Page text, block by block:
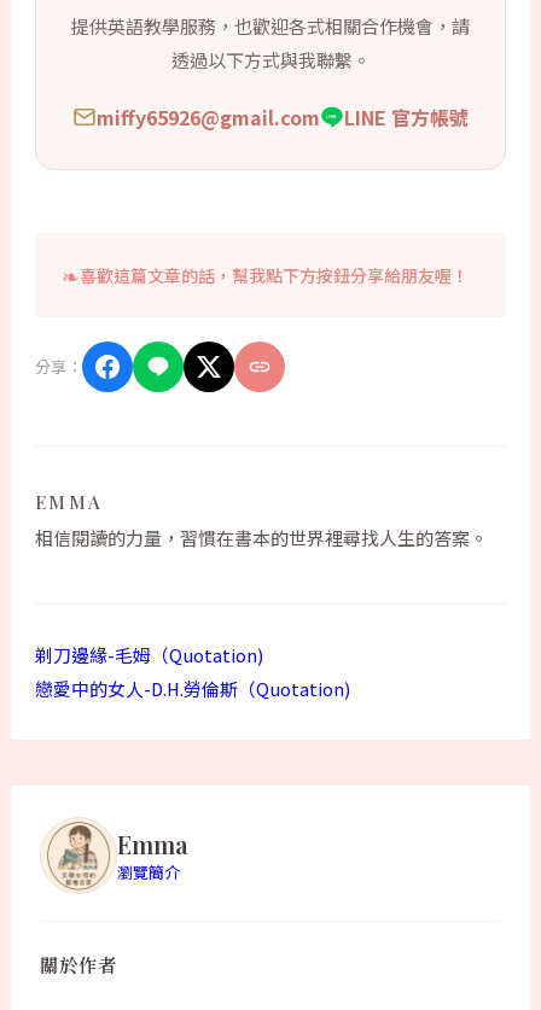
提供英語教學服務，也歡迎各式相關合作機會，請
透過以下方式與我聯繫。
miffy65926@gmail.com LINE 官方帳號
喜歡這篇文章的話，幫我點下方按鈕分享給朋友喔！
分享：
EMMA
相信閱讀的力量，習慣在書本的世界裡尋找人生的答案。
剃刀邊緣-毛姆（Quotation)
戀愛中的女人-D.H.勞倫斯（Quotation)
Emma
瀏覽簡介
關於作者